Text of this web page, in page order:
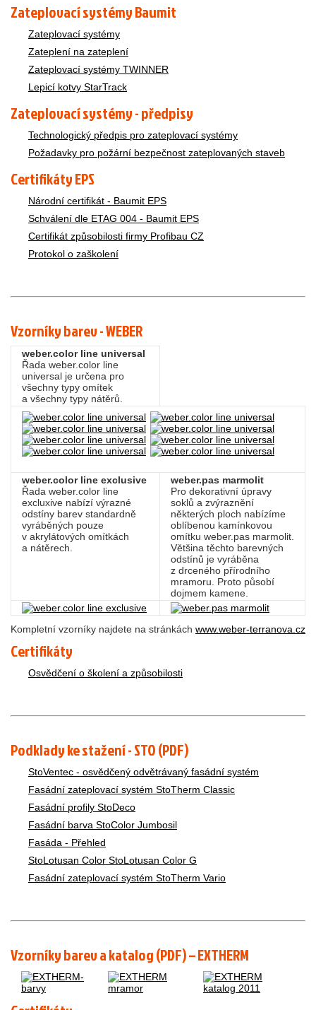
Zateplovací systémy Baumit
Zateplovací systémy
Zateplení na zateplení
Zateplovací systémy TWINNER
Lepicí kotvy StarTrack
Zateplovací systémy - předpisy
Technologický předpis pro zateplovací systémy
Požadavky pro požární bezpečnost zateplovaných staveb
Certifikáty EPS
Národní certifikát - Baumit EPS
Schválení dle ETAG 004 - Baumit EPS
Certifikát způsobilosti firmy Profibau CZ
Protokol o zaškolení
Vzorníky barev - WEBER
weber.color line universal
Řada weber.color line
universal je určena pro
všechny typy omítek
a všechny typy nátěrů.
weber.color line exclusive
Řada weber.color line
excluxive nabízí výrazné
odstíny barev standardně
vyráběných pouze
v akrylátových omítkách
a nátěrech.
weber.pas marmolit
Pro dekorativní úpravy
soklů a zvýraznění
některých ploch nabízíme
oblíbenou kamínkovou
omítku weber.pas marmolit.
Většina těchto barevných
odstínů je vyráběna
z drceného přírodního
mramoru. Proto působí
dojmem kamene.
Kompletní vzorníky najdete na stránkách www.weber-terranova.cz
Certifikáty
Osvědčení o školení a způsobilosti
Podklady ke stažení - STO (PDF)
StoVentec - osvědčený odvětrávaný fasádní systém
Fasádní zateplovací systém StoTherm Classic
Fasádní profily StoDeco
Fasádní barva StoColor Jumbosil
Fasáda - Přehled
StoLotusan Color StoLotusan Color G
Fasádní zateplovací systém StoTherm Vario
Vzorníky barev a katalog (PDF) – EXTHERM